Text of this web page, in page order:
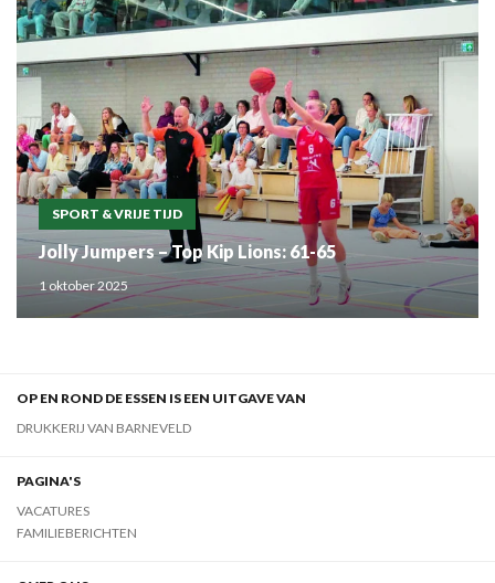
SPORT & VRIJE TIJD
Jolly Jumpers – Top Kip Lions: 61-65
1 oktober 2025
OP EN ROND DE ESSEN IS EEN UITGAVE VAN
DRUKKERIJ VAN BARNEVELD
PAGINA'S
VACATURES
FAMILIEBERICHTEN